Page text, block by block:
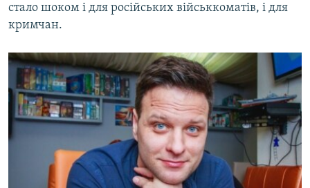
стало шоком і для російських військкоматів, і для
кримчан.